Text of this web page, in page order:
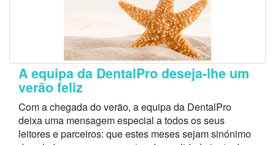
A equipa da DentalPro deseja-lhe um
verão feliz
Com a chegada do verão, a equipa da DentalPro
deixa uma mensagem especial a todos os seus
leitores e parceiros: que estes meses sejam sinónimo